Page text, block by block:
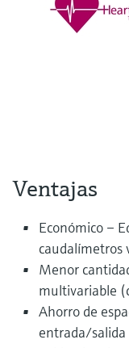
Ventajas
Económico –
caudalímetros
Menor
multivariable
Ahorro de
entrada/salida